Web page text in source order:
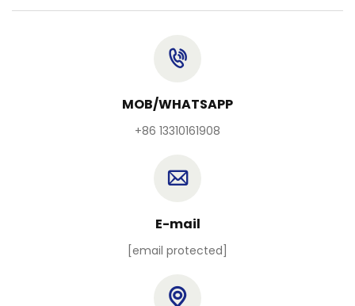
MOB/WHATSAPP
+86 13310161908
E-mail
[email protected]